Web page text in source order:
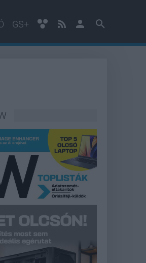
GS+